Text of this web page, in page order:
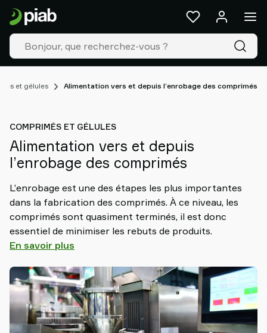
et gélules Alimentation vers et depuis l’enrobage des comprimés
COMPRIMÉS ET GÉLULES
Alimentation vers et depuis
l’enrobage des comprimés
L’enrobage est une des étapes les plus importantes
dans la fabrication des comprimés. À ce niveau, les
comprimés sont quasiment terminés, il est donc
essentiel de minimiser les rebuts de produits.
En savoir plus
Produits
&
Solutions
Industries
Nos
Ressources
propos
de
Piab
Group
Contactez-
nous
Support
Trouver
partenaire
Old
shop